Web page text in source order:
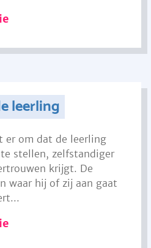
leerling
er om dat de leerling
stellen, zelfstandiger
krijgt. De
waar hij of zij aan gaat